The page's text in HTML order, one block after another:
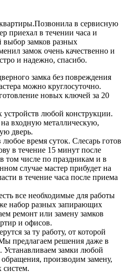
в сервисную
приехал в течении часа и
замков разных
замок очень качественно и
и надежно, спасибо.
замка без повреждения
можно круглосуточно.
новых ключей за 20
любой конструкции.
входную металлическую,
дверь.
любое время суток. Слесарь готов
в течение 15 минут после
том числе по праздникам и в
случае мастер прибудет на
в течение часа после приема
все необходимые для работы
набор разных запирающих
ремонт или замену замков
и офисов.
за ту работу, от которой
предлагаем решения даже в
Устанавливаем замки любой
производим замену,